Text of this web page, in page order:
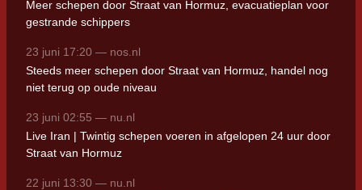
Meer schepen door Straat van Hormuz, evacuatieplan voor
gestrande schippers
23 juni 17:20 — nos.nl
Steeds meer schepen door Straat van Hormuz, handel nog
niet terug op oude niveau
23 juni 02:55 — nu.nl
Live Iran | Twintig schepen voeren in afgelopen 24 uur door
Straat van Hormuz
22 juni 13:30 — nu.nl